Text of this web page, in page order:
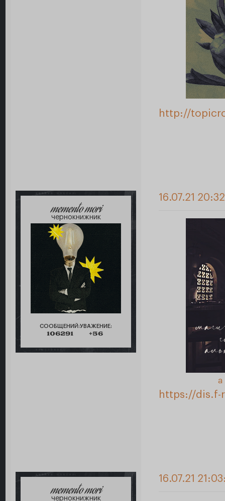
http://
memento mori
чернокнижник
СООБЩЕНИЙ:
106291
УВАЖЕНИЕ:
+56
16.07.21
а
https://dis.f-
memento mori
чернокнижник
16.07.21